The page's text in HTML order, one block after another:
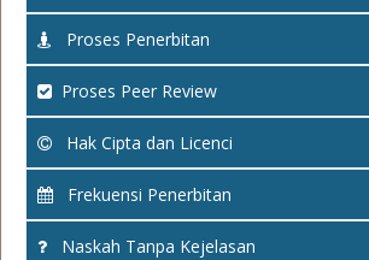
Proses Penerbitan
Proses Peer Review
Hak Cipta dan Licenci
Frekuensi Penerbitan
Naskah Tanpa Kejelasan